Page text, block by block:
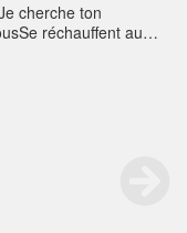
cherche ton
réchauffent au
se coulentDans
autre jourD'un jour